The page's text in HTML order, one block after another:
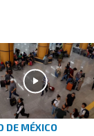
DE MÉXICO